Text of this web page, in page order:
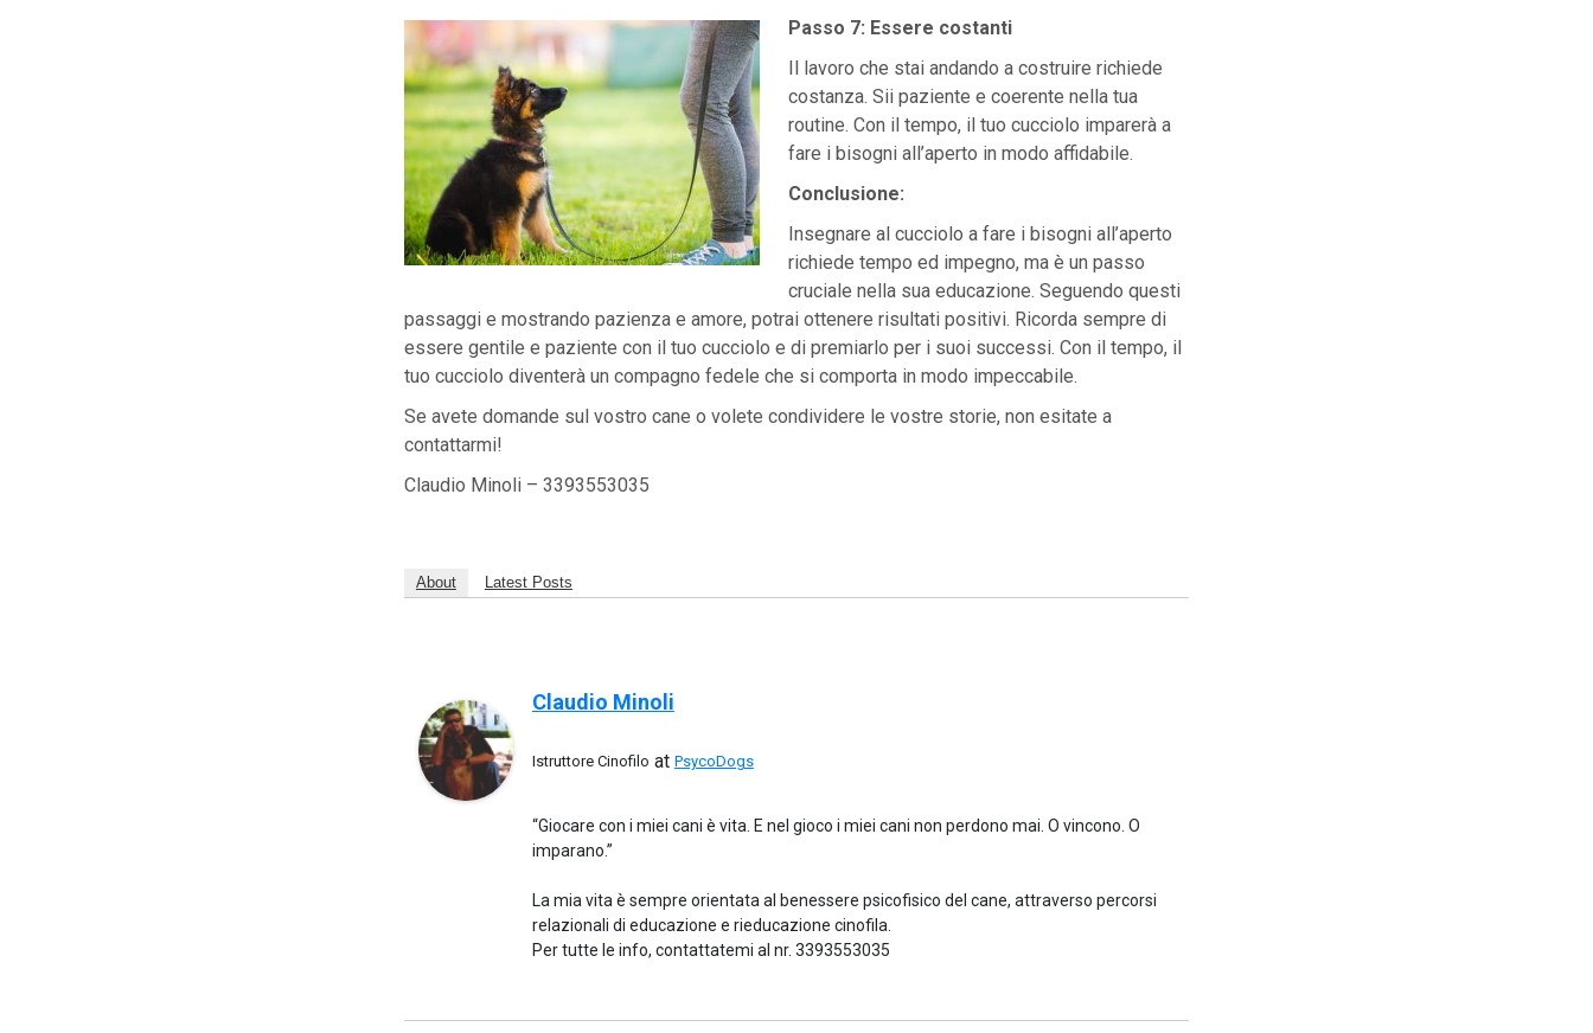
Passo 7: Essere costanti
Il lavoro che stai andando a costruire richiede
costanza. Sii paziente e coerente nella tua
routine. Con il tempo, il tuo cucciolo imparerà a
fare i bisogni all’aperto in modo affidabile.
Conclusione:
Insegnare al cucciolo a fare i bisogni all’aperto
richiede tempo ed impegno, ma è un passo
cruciale nella sua educazione. Seguendo questi
passaggi e mostrando pazienza e amore, potrai ottenere risultati positivi. Ricorda sempre di
essere gentile e paziente con il tuo cucciolo e di premiarlo per i suoi successi. Con il tempo, il
tuo cucciolo diventerà un compagno fedele che si comporta in modo impeccabile.
Se avete domande sul vostro cane o volete condividere le vostre storie, non esitate a
contattarmi!
Claudio Minoli – 3393553035
About Latest Posts
Claudio Minoli
Istruttore Cinofilo at PsycoDogs
“Giocare con i miei cani è vita. E nel gioco i miei cani non perdono mai. O vincono. O
imparano.”
La mia vita è sempre orientata al benessere psicofisico del cane, attraverso percorsi
relazionali di educazione e rieducazione cinofila.
Per tutte le info, contattatemi al nr. 3393553035